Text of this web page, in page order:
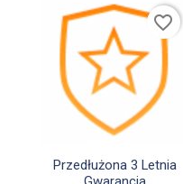
Szybki podgląd
Przedłużona 3 Letnia
favorite_border